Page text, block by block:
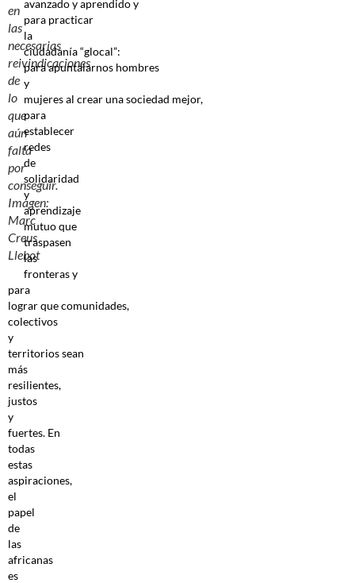
en
las
necesarias
reivindicaciones
de
lo
que
aún
falta
por
conseguir.
Imagen:
Marc
Creus
Llebot
avanzado y aprendido y
para practicar
la
ciudadanía “glocal”:
para apuntalarnos hombres
y
mujeres al crear una sociedad mejor,
para
establecer
redes
de
solidaridad
y
aprendizaje
mutuo que
traspasen
las
fronteras y
para
lograr que comunidades,
colectivos
y
territorios sean
más
resilientes,
justos
y
fuertes. En
todas
estas
aspiraciones,
el
papel
de
las
africanas
es